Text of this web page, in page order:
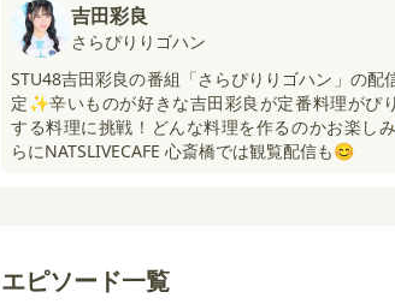
吉田彩良
さらぴりりゴハン
STU48吉田彩良の番組「さらぴりりゴハン」の配
定✨辛いものが好きな吉田彩良が定番料理がぴ
する料理に挑戦！どんな料理を作るのかお楽し
らにNATSLIVECAFE 心斎橋では観覧配信も😊
エピソード一覧